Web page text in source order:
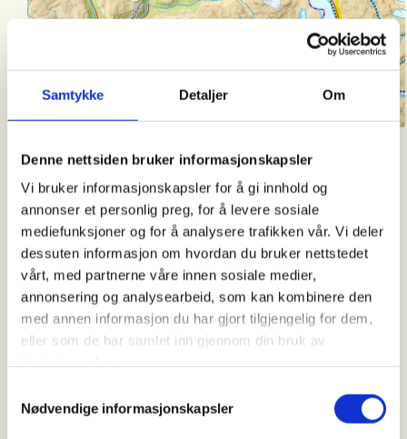
Samtykke Detaljer Om
Denne nettsiden bruker informasjonskapsler
Vi bruker informasjonskapsler for å gi innhold og
annonser et personlig preg, for å levere sosiale
mediefunksjoner og for å analysere trafikken vår. Vi deler
dessuten informasjon om hvordan du bruker nettstedet
vårt, med partnerne våre innen sosiale medier,
annonsering og analysearbeid, som kan kombinere den
med annen informasjon du har gjort tilgjengelig for dem,
eller som de har samlet inn gjennom din bruk av
Nødvendige informasjonskapsler
PRAKTISK INFO
Pris:
DNT-medlem kr 8.500,- fra
Otta/til Tyin
Ikke-medlems-tillegg: Kr 1.500
DNT Ung medlem (18-25) Kr
6.500,-
inkluderer:
ekstrabuss, alle måltider (betjente